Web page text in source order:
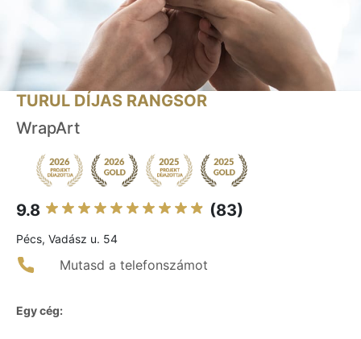
TURUL DÍJAS RANGSOR
WrapArt
9.8 (83)
Pécs, Vadász u. 54
Mutasd a telefonszámot
Egy cég: